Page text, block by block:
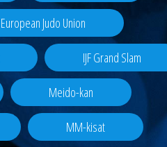
European Judo Union
IJF Grand Slam
Meido-kan
MM-kisat